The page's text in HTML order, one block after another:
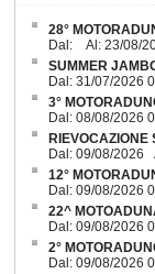
28°
Dal: Al: 23/08/
SUMMER
Dal: 31/07/2026
3°
Dal: 08/08/2026
RIEVOCAZIONE
Dal: 09/08/2026
12°
Dal: 09/08/2026
22^
Dal: 09/08/2026
2°
Dal: 09/08/2026